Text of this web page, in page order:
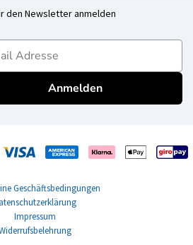
den Newsletter anmelden
Anmelden
Geschäftsbedingungen
Impressum